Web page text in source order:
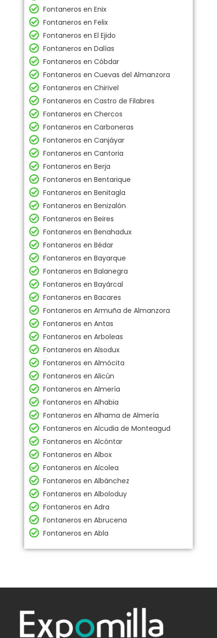
Fontaneros en Enix
Fontaneros en Felix
Fontaneros en El Ejido
Fontaneros en Dalías
Fontaneros en Cóbdar
Fontaneros en Cuevas del Almanzora
Fontaneros en Chirivel
Fontaneros en Castro de Filabres
Fontaneros en Chercos
Fontaneros en Carboneras
Fontaneros en Canjáyar
Fontaneros en Cantoria
Fontaneros en Berja
Fontaneros en Bentarique
Fontaneros en Benitagla
Fontaneros en Benizalón
Fontaneros en Beires
Fontaneros en Benahadux
Fontaneros en Bédar
Fontaneros en Bayarque
Fontaneros en Balanegra
Fontaneros en Bayárcal
Fontaneros en Bacares
Fontaneros en Armuña de Almanzora
Fontaneros en Antas
Fontaneros en Arboleas
Fontaneros en Alsodux
Fontaneros en Almócita
Fontaneros en Alicún
Fontaneros en Almería
Fontaneros en Alhabia
Fontaneros en Alhama de Almería
Fontaneros en Alcudia de Monteagud
Fontaneros en Alcóntar
Fontaneros en Albox
Fontaneros en Alcolea
Fontaneros en Albánchez
Fontaneros en Alboloduy
Fontaneros en Adra
Fontaneros en Abrucena
Fontaneros en Abla